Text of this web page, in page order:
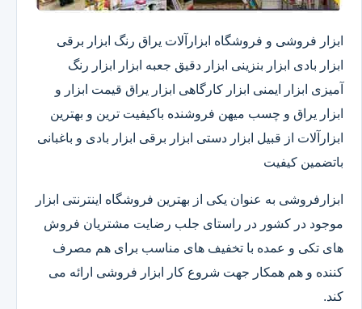
ابزار فروشی و فروشگاه ابزارآلات یراق رنگ ابزار برقی
ابزار بادی ابزار بنزینی ابزار دقیق​ جعبه ابزار ابزار رنگ
آمیزی ابزار ایمنی ابزار کارگاهی ابزار یراق قیمت ابزار و
ابزار یراق و چسب میهن فروشنده باکیفیت ترین و بهترین
ابزارآلات از قبیل ابزار دستی ابزار برقی ابزار بادی و باغبانی
باتضمین کیفیت
ابزارفروشی به عنوان یکی از بهترین فروشگاه اینترنتی ابزار
موجود در کشور در راستای جلب رضایت مشتریان فروش
های تکی و عمده با تخفیف های مناسب برای هم مصرف
کننده و هم همکار جهت شروع کار ابزار فروشی ارائه می
کند.